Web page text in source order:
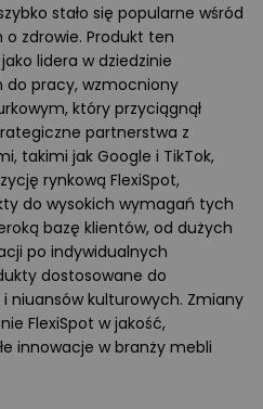
stało się popularne wśród
zdrowie. Produkt ten
lidera w dziedzinie
do pracy, wzmocniony
który przyciągnął
partnerstwa z
takimi jak Google i TikTok,
rynkową FlexiSpot,
do wysokich wymagań tych
bazę klientów, od dużych
po indywidualnych
dostosowane do
niuansów kulturowych. Zmiany
FlexiSpot w jakość,
innowacje w branży mebli